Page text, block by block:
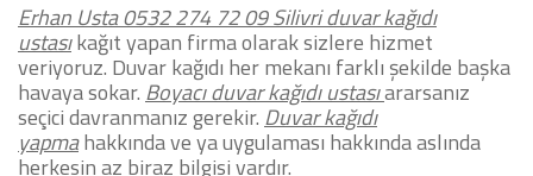
Erhan Usta 0532 274 72 09Silivri duvar kağıdı
ustasıkağıt yapan firma olarak sizlere hizmet
veriyoruz. Duvar kağıdı her mekanı farklı şekilde başka
havaya sokar. Boyacı duvar kağıdı ustasıararsanız
seçici davranmanız gerekir. Duvar kağıdı
yapmahakkında ve ya uygulaması hakkında aslında
herkesin az biraz bilgisi vardır.